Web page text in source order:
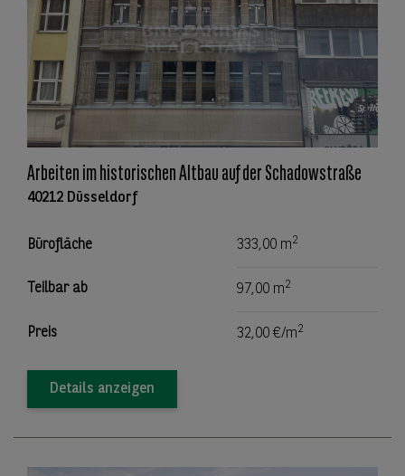
Arbeiten im historischen Altbau auf der Schadowstraße
40212 Düsseldorf
Bürofläche 333,00 m2
Teilbar ab 97,00 m2
Preis 32,00 €/m2
Details anzeigen